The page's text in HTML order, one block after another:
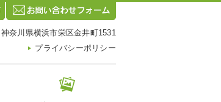
神奈川県横浜市栄区金井町1531
プライバシーポリシー